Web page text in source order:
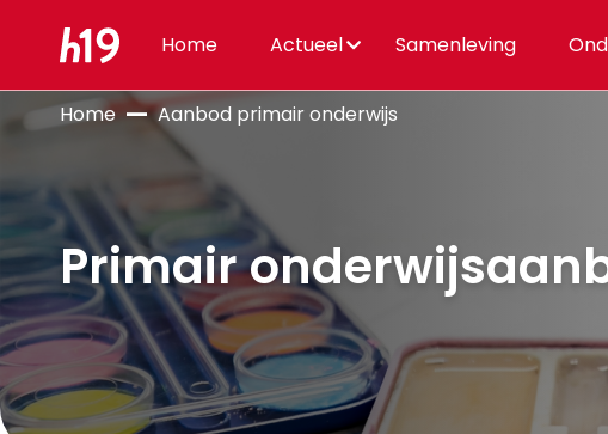
Home Actueel Samenleving
Home Aanbod primair onderwijs
Primair